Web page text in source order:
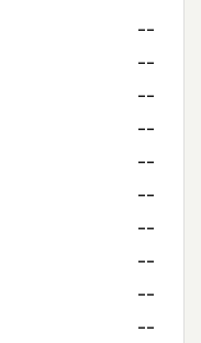
--
--
--
--
--
--
--
--
--
--